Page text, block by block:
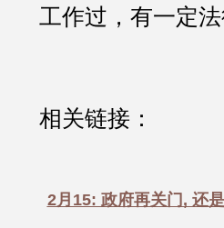
工作过，有一定法
相关链接：
2月15: 政府再关门, 还